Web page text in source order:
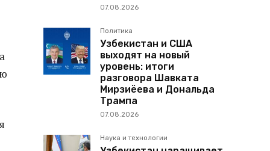
07.08.2026
Политика
Узбекистан и США
выходят на новый
уровень: итоги
разговора Шавката
Мирзиёева и Дональда
Трампа
07.08.2026
Наука и технологии